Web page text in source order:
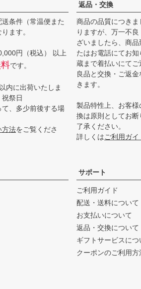
条件（常温便また
ます。
円（税込） 以上
です。
内に出荷いたしま
祭日
、多少前後する場
方法をご覧くださ
返品・交換
商品の品質につき
りますが、万一不
ざいましたら、商
たはお電話にてお
蔵まで着払いにてご
良品と交換・ご返
きます。
製品特性上、お客
換は原則としてお
了承ください。
詳しくはご利用ガイ
サポート
ご利用ガイド
配送・送料について
お支払いについて
返品・交換について
ギフトサービスにつ
クーポンのご利用方